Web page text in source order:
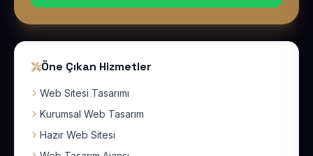
Öne Çıkan Hizmetler
Web Sitesi Tasarımı
Kurumsal Web Tasarım
Hazır Web Sitesi